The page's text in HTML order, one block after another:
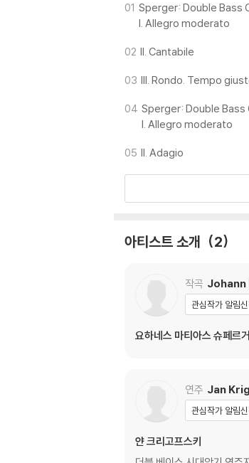
01 Sperger: Double Bass
I. Allegro moderato
02 II. Cantabile
03 III. Rondo. Tempo
04 Sperger: Double Bass
I. Allegro moderato
05 II. Adagio
아티스트 소개 2
작곡
관심작가 알림
요하네스 마티아스 슈
연주 Jan
관심작가 알림
얀 크리고프스키